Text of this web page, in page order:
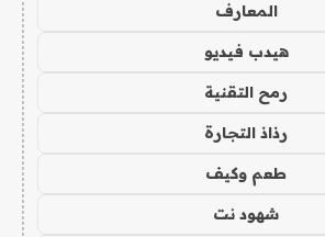
المعارف
هيدب فيديو
رمح التقنية
رذاذ التجارة
طعم وكيف
شهود نت